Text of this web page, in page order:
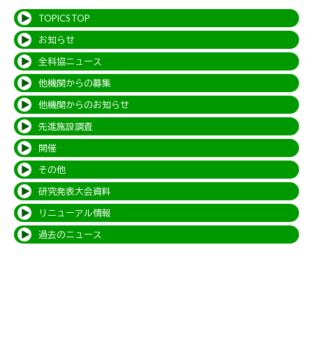
TOPICS TOP
お知らせ
全科協ニュース
他機関からの募集
他機関からのお知らせ
先進施設調査
開催
その他
研究発表大会資料
リニューアル情報
過去のニュース